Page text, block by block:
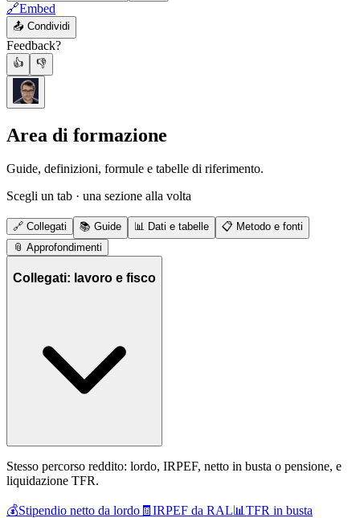
🔗Embed
📤 Condividi
Feedback?
👍 👎
Area di formazione
Guide, definizioni, formule e tabelle di riferimento.
Scegli un tab · una sezione alla volta
🔗 Collegati 📚 Guide 📊 Dati e tabelle 📋 Metodo e fonti
📎 Approfondimenti
Collegati: lavoro e fisco
Stesso percorso reddito: lordo, IRPEF, netto in busta o pensione, e
liquidazione TFR.
💰Stipendio netto da lordo 🧾 IRPEF da RAL📊 TFR in busta